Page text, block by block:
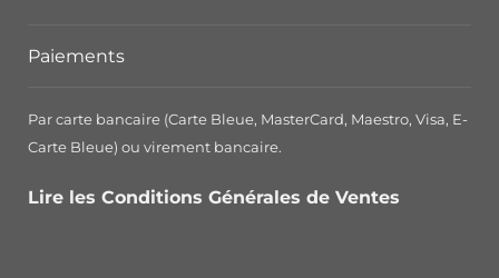
Paiements
Par carte bancaire (Carte Bleue, MasterCard, Maestro, Visa, E-
Carte Bleue) ou virement bancaire.
Lire les Conditions Générales de Ventes